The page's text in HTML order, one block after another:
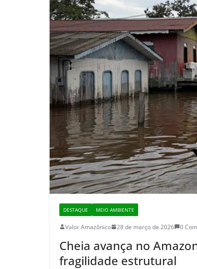
DESTAQUE MEIO AMBIENTE
Valor Amazônico 28 de março de 2026 0
Cheia avança no
fragilidade estrutural